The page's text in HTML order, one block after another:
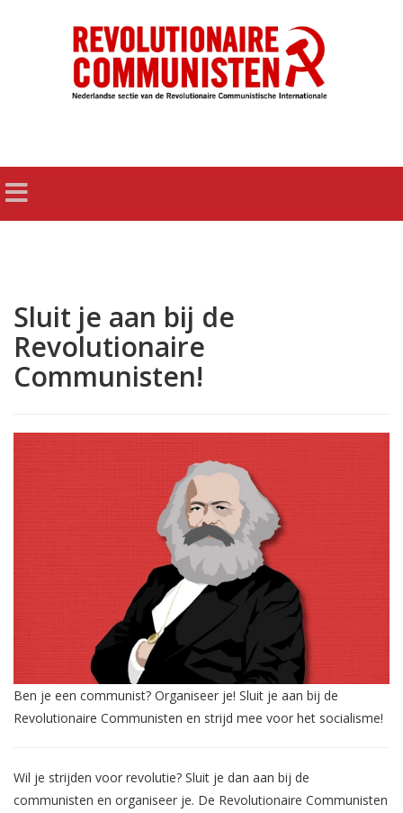
Sluit je aan bij de
Revolutionaire
Communisten!
Ben je een communist? Organiseer je! Sluit je aan bij de
Revolutionaire Communisten en strijd mee voor het socialisme!
Wil je strijden voor revolutie? Sluit je dan aan bij de
communisten en organiseer je. De Revolutionaire Communisten